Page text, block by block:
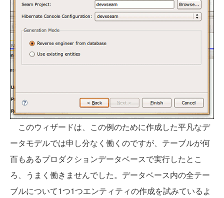
このウィザードは、この例のために作成した平凡なデ
ータモデルでは申し分なく働くのですが、テーブルが何
百もあるプロダクションデータベースで実行したとこ
ろ、うまく働きませんでした。データベース内の全テー
ブルについて1つ1つエンティティの作成を試みているよ